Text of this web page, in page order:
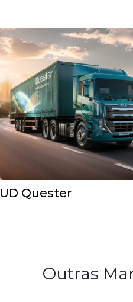
UD Quester
Outras